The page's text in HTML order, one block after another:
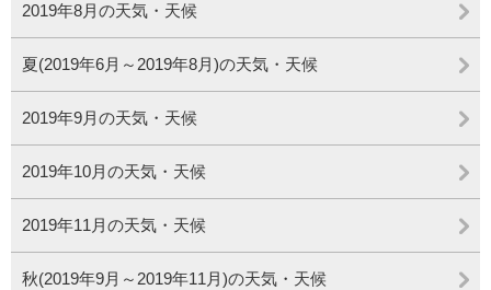
2019年8月の天気・天候
夏(2019年6月～2019年8月)の天気・天候
2019年9月の天気・天候
2019年10月の天気・天候
2019年11月の天気・天候
秋(2019年9月～2019年11月)の天気・天候